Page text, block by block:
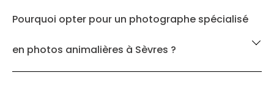
Pourquoi opter pour un photographe spécialisé
en photos animalières à Sèvres ?